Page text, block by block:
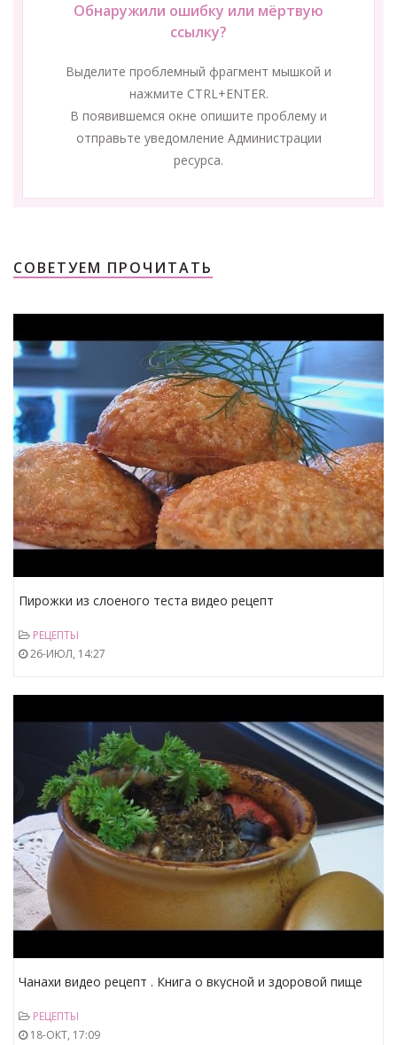
Обнаружили ошибку или мёртвую
ссылку?
Выделите проблемный фрагмент мышкой и
нажмите CTRL+ENTER.
В появившемся окне опишите проблему и
отправьте уведомление Администрации
ресурса.
СОВЕТУЕМ ПРОЧИТАТЬ
Пирожки из слоеного теста видео рецепт
РЕЦЕПТЫ
26-ИЮЛ, 14:27
Чанахи видео рецепт . Книга о вкусной и здоровой пище
РЕЦЕПТЫ
18-ОКТ, 17:09